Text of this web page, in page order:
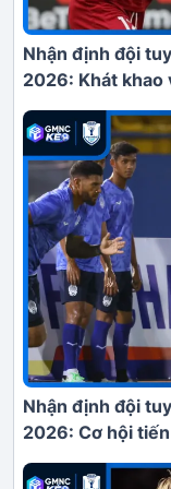
Nhận định đội
2026: Khát khao
Nhận định đội
2026: Cơ hội